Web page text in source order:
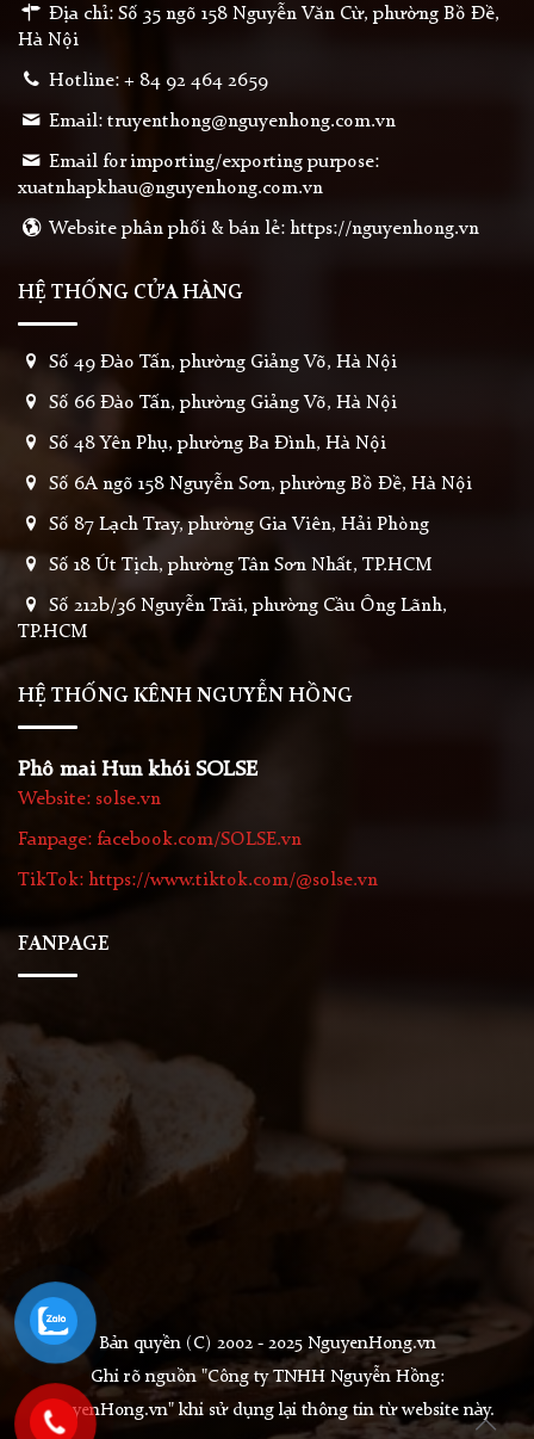
Địa chỉ: Số 35 ngõ 158 Nguyễn Văn Cừ, phường Bồ Đề,
Hà Nội
Hotline: + 84 92 464 2659
Email: truyenthong@nguyenhong.com.vn
Email for importing/exporting purpose:
xuatnhapkhau@nguyenhong.com.vn
Website phân phối & bán lẻ: https://nguyenhong.vn
HỆ THỐNG CỬA HÀNG
Số 49 Đào Tấn, phường Giảng Võ, Hà Nội
Số 66 Đào Tấn, phường Giảng Võ, Hà Nội
Số 48 Yên Phụ, phường Ba Đình, Hà Nội
Số 6A ngõ 158 Nguyễn Sơn, phường Bồ Đề, Hà Nội
Số 87 Lạch Tray, phường Gia Viên, Hải Phòng
Số 18 Út Tịch, phường Tân Sơn Nhất, TP.HCM
Số 212b/36 Nguyễn Trãi, phường Cầu Ông Lãnh,
TP.HCM
HỆ THỐNG KÊNH NGUYỄN HỒNG
Phô mai Hun khói SOLSE
Website: solse.vn
Fanpage: facebook.com/SOLSE.vn
TikTok: https://www.tiktok.com/@solse.vn
FANPAGE
Bản quyền (C) 2002 - 2025 NguyenHong.vn
Ghi rõ nguồn "Công ty TNHH Nguyễn Hồng:
NguyenHong.vn" khi sử dụng lại thông tin từ website này.